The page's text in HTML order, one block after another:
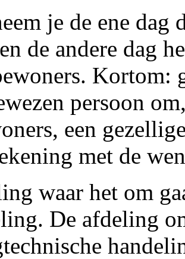
je de ene
de andere dag
Kortom:
persoon
een
met de
waar het om
De afdeling